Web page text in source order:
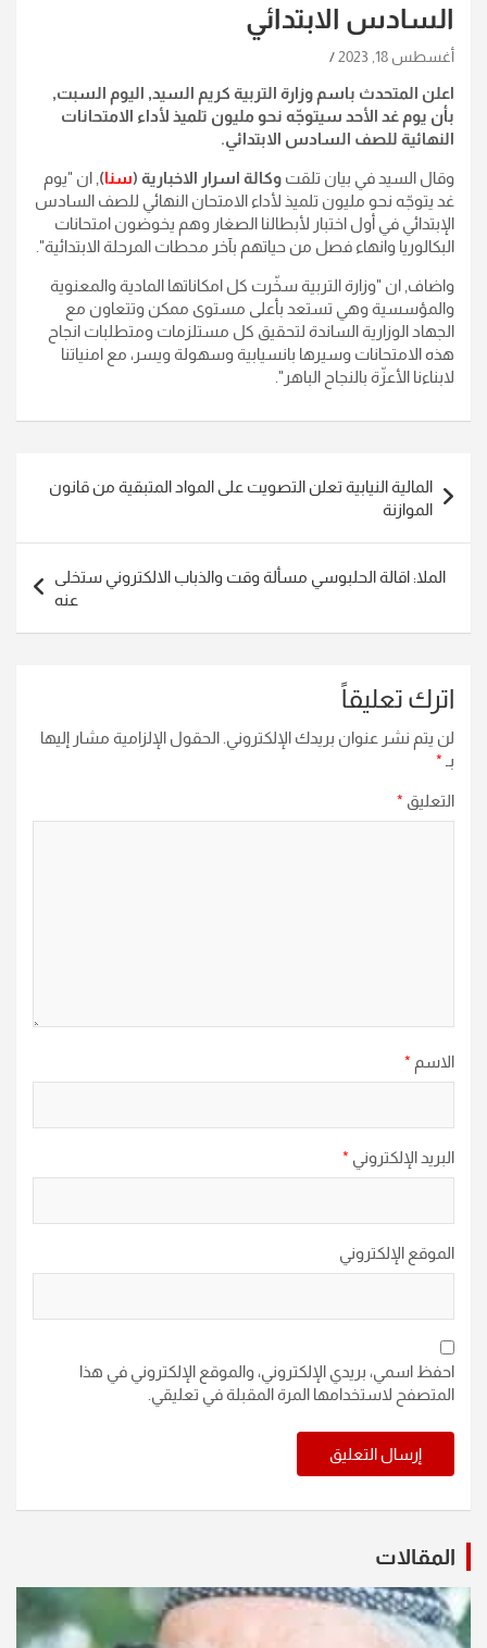
السادس الابتدائي
أغسطس 18, 2023
اعلن المتحدث باسم وزارة التربية كريم السيد, اليوم السبت,
بأن يوم غد الأحد سيتوجّه نحو مليون تلميذ لأداء الامتحانات
النهائية للصف السادس الابتدائي.
وقال السيد في بيان تلقت وكالة اسرار الاخبارية (سنا) , ان "يوم
غد يتوجّه نحو مليون تلميذ لأداء الامتحان النهائي للصف السادس
الإبتدائي في أول اختبار لأبطالنا الصغار وهم يخوضون امتحانات
البكالوريا وانهاء فصل من حياتهم بآخر محطات المرحلة الابتدائية".
واضاف, ان "وزارة التربية سخّرت كل امكاناتها المادية والمعنوية
والمؤسسية وهي تستعد بأعلى مستوى ممكن وتتعاون مع
الجهاد الوزارية الساندة لتحقيق كل مستلزمات ومتطلبات انجاح
هذه الامتحانات وسيرها بانسيابية وسهولة ويسر، مع امنياتنا
لابناءنا الأعزّة بالنجاح الباهر".
المقالات
المالية النيابية تعلن التصويت على المواد المتبقية من قانون
الموازنة
​​​​​​​الملا: اقالة الحلبوسي مسألة وقت والذباب الالكتروني ستخلى
عنه
اترك تعليقاً
لن يتم نشر عنوان بريدك الإلكتروني. الحقول الإلزامية مشار إليها
بـ *
التعليق *
الاسم *
البريد الإلكتروني *
الموقع الإلكتروني
احفظ اسمي، بريدي الإلكتروني، والموقع الإلكتروني في هذا
المتصفح لاستخدامها المرة المقبلة في تعليقي.
المقالات